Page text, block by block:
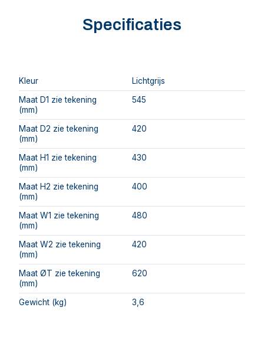
Specificaties
Kleur
Lichtgrijs
Maat D1 zie tekening
(mm)
545
Maat D2 zie tekening
(mm)
420
Maat H1 zie tekening
(mm)
430
Maat H2 zie tekening
(mm)
400
Maat W1 zie tekening
(mm)
480
Maat W2 zie tekening
(mm)
420
Maat ØT zie tekening
(mm)
620
Gewicht (kg) 3,6